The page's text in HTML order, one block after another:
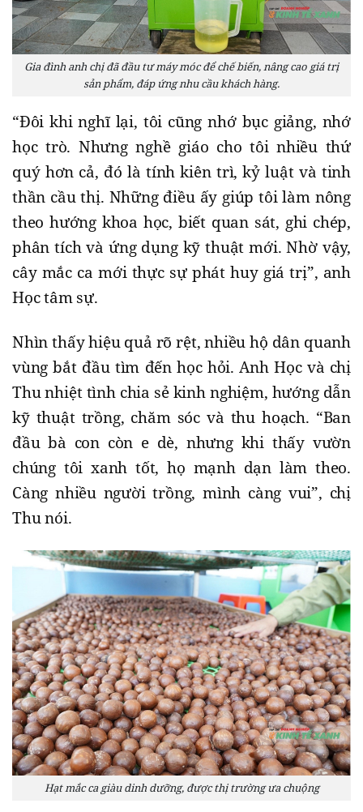
Gia đình anh chị đã đầu tư máy móc để chế biến, nâng cao giá trị
sản phẩm, đáp ứng nhu cầu khách hàng.
“Đôi khi nghĩ lại, tôi cũng nhớ bục giảng, nhớ
học trò. Nhưng nghề giáo cho tôi nhiều thứ
quý hơn cả, đó là tính kiên trì, kỷ luật và tinh
thần cầu thị. Những điều ấy giúp tôi làm nông
theo hướng khoa học, biết quan sát, ghi chép,
phân tích và ứng dụng kỹ thuật mới. Nhờ vậy,
cây mắc ca mới thực sự phát huy giá trị”, anh
Học tâm sự.
Nhìn thấy hiệu quả rõ rệt, nhiều hộ dân quanh
vùng bắt đầu tìm đến học hỏi. Anh Học và chị
Thu nhiệt tình chia sẻ kinh nghiệm, hướng dẫn
kỹ thuật trồng, chăm sóc và thu hoạch. “Ban
đầu bà con còn e dè, nhưng khi thấy vườn
chúng tôi xanh tốt, họ mạnh dạn làm theo.
Càng nhiều người trồng, mình càng vui”, chị
Thu nói.
Hạt mắc ca giàu dinh dưỡng, được thị trường ưa chuộng